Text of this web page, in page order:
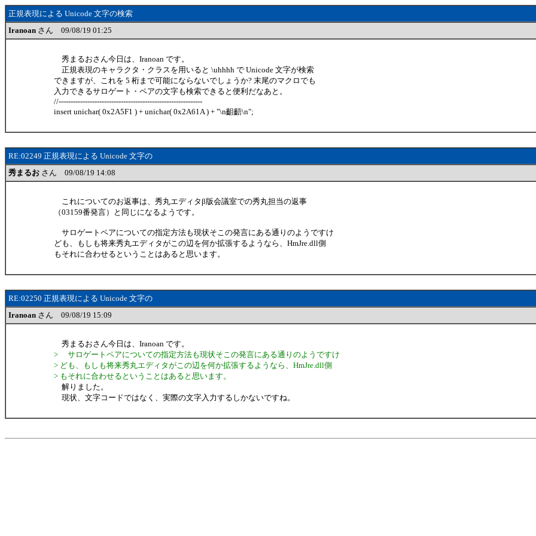
正規表現による Unicode 文字の検索
Iranoan さん 09/08/19 01:25
秀まるおさん今日は、Iranoan です。
正規表現のキャラクタ・クラスを用いると \uhhhh で Unicode 文字が検索
できますが、これを 5 桁まで可能にならないでしょうか? 末尾のマクロでも
入力できるサロゲート・ペアの文字も検索できると便利だなあと。
//------------------------------------------------------------
insert unichar( 0x2A5F1 ) + unichar( 0x2A61A ) + "\n齟齬\n";
RE:02249 正規表現による Unicode 文字の
秀まるお さん 09/08/19 14:08
これについてのお返事は、秀丸エディタβ版会議室での秀丸担当の返事
（03159番発言）と同じになるようです。
サロゲートペアについての指定方法も現状そこの発言にある通りのようですけ
ども、もしも将来秀丸エディタがこの辺を何か拡張するようなら、HmJre.dll側
もそれに合わせるということはあると思います。
RE:02250 正規表現による Unicode 文字の
Iranoan さん 09/08/19 15:09
秀まるおさん今日は、Iranoan です。
> サロゲートペアについての指定方法も現状そこの発言にある通りのようですけ
> ども、もしも将来秀丸エディタがこの辺を何か拡張するようなら、HmJre.dll側
> もそれに合わせるということはあると思います。
解りました。
現状、文字コードではなく、実際の文字入力するしかないですね。